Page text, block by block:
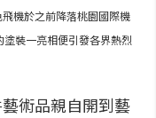
飛機於之前降落桃園國際機
裝一亮相便引發各界熱烈